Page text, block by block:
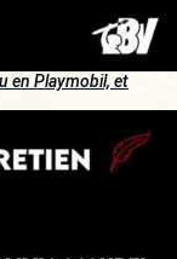
en Playmobil, et